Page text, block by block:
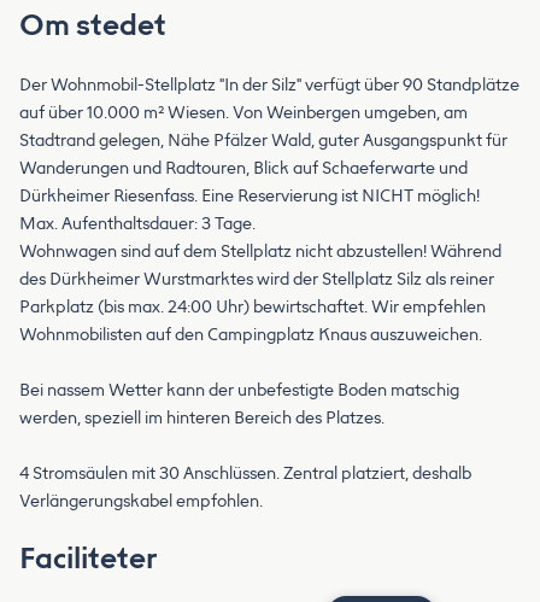
Om stedet
Der Wohnmobil-Stellplatz "In der Silz" verfügt über 90 Standplätze
auf über 10.000 m² Wiesen. Von Weinbergen umgeben, am
Stadtrand gelegen, Nähe Pfälzer Wald, guter Ausgangspunkt für
Wanderungen und Radtouren, Blick auf Schaeferwarte und
Dürkheimer Riesenfass. Eine Reservierung ist NICHT möglich!
Max. Aufenthaltsdauer: 3 Tage.
Wohnwagen sind auf dem Stellplatz nicht abzustellen! Während
des Dürkheimer Wurstmarktes wird der Stellplatz Silz als reiner
Parkplatz (bis max. 24:00 Uhr) bewirtschaftet. Wir empfehlen
Wohnmobilisten auf den Campingplatz Knaus auszuweichen.
Bei nassem Wetter kann der unbefestigte Boden matschig
werden, speziell im hinteren Bereich des Platzes.
4 Stromsäulen mit 30 Anschlüssen. Zentral platziert, deshalb
Verlängerungskabel empfohlen.
Faciliteter